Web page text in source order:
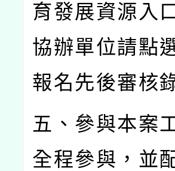
育發展資源入
協辦單位請點
報名先後審核
五、參與本案
全程參與，並